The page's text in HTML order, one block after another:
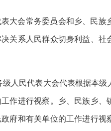
大会常务委员会和乡、民
关系人民群众切身利益、
级人民代表大会代表根据本
作进行视察。乡、民族乡
府和有关单位的工作进行